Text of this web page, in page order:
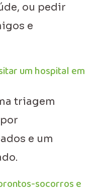
ou pedir
e
um hospital em
triagem
e um
socorros e